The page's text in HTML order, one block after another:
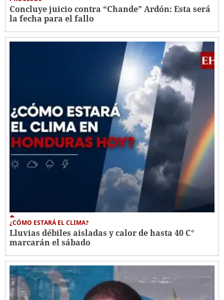
Concluye juicio contra “Chande” Ardón: Esta será
la fecha para el fallo
¿CÓMO ESTARÁ EL CLIMA?
Lluvias débiles aisladas y calor de hasta 40 C°
marcarán el sábado